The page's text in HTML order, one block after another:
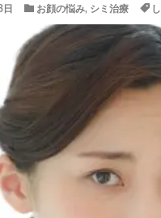
お顔の悩み, シミ治療